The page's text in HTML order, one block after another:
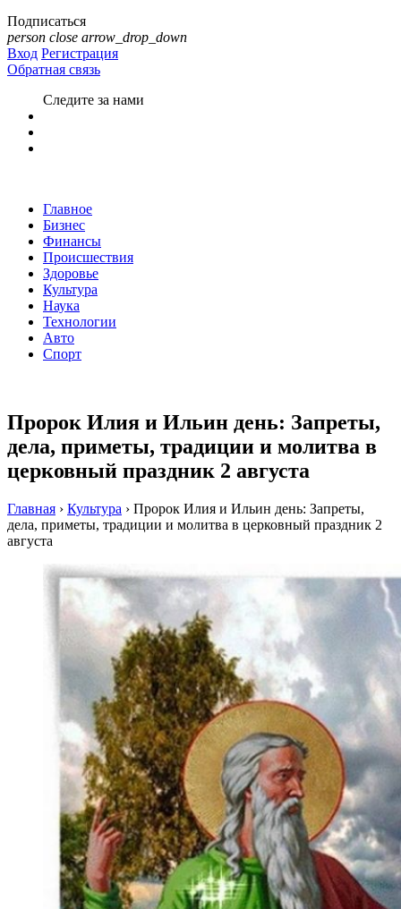
Подписаться
person close arrow_drop_down
Вход Регистрация
Обратная связь
Следите за нами
Главное
Бизнес
Финансы
Происшествия
Здоровье
Культура
Наука
Технологии
Авто
Спорт
Пророк Илия и Ильин день: Запреты,
дела, приметы, традиции и молитва в
церковный праздник 2 августа
Главная › Культура › Пророк Илия и Ильин день: Запреты,
дела, приметы, традиции и молитва в церковный праздник 2
августа